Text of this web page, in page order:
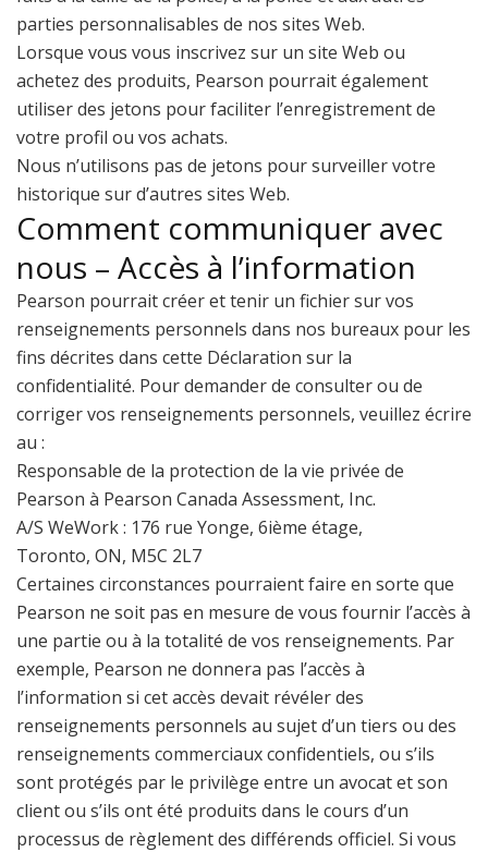
parties personnalisables de nos sites Web.
Lorsque vous vous inscrivez sur un site Web ou
achetez des produits, Pearson pourrait également
utiliser des jetons pour faciliter l’enregistrement de
votre profil ou vos achats.
Nous n’utilisons pas de jetons pour surveiller votre
historique sur d’autres sites Web.
Comment communiquer avec
nous – Accès à l’information
Pearson pourrait créer et tenir un fichier sur vos
renseignements personnels dans nos bureaux pour les
fins décrites dans cette Déclaration sur la
confidentialité. Pour demander de consulter ou de
corriger vos renseignements personnels, veuillez écrire
au :
Responsable de la protection de la vie privée de
Pearson à Pearson Canada Assessment, Inc.
A/S WeWork : 176 rue Yonge, 6ième étage,
Toronto, ON, M5C 2L7
Certaines circonstances pourraient faire en sorte que
Pearson ne soit pas en mesure de vous fournir l’accès à
une partie ou à la totalité de vos renseignements. Par
exemple, Pearson ne donnera pas l’accès à
l’information si cet accès devait révéler des
renseignements personnels au sujet d’un tiers ou des
renseignements commerciaux confidentiels, ou s’ils
sont protégés par le privilège entre un avocat et son
client ou s’ils ont été produits dans le cours d’un
processus de règlement des différends officiel. Si vous